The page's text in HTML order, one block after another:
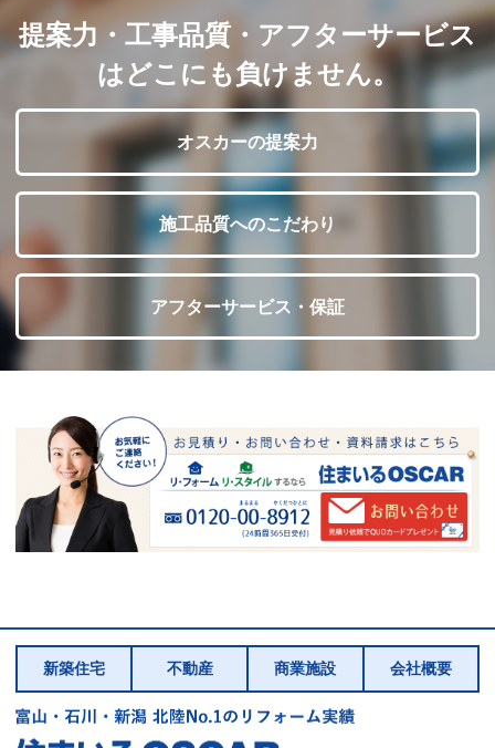
提案力・工事品質・アフターサービス
はどこにも負けません。
オスカーの提案力
施工品質へのこだわり
アフターサービス・保証
新築住宅 不動産 商業施設 会社概要